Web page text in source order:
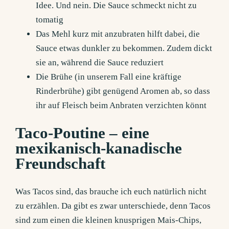
Idee. Und nein. Die Sauce schmeckt nicht zu
tomatig
Das Mehl kurz mit anzubraten hilft dabei, die
Sauce etwas dunkler zu bekommen. Zudem dickt
sie an, während die Sauce reduziert
Die Brühe (in unserem Fall eine kräftige
Rinderbrühe) gibt genügend Aromen ab, so dass
ihr auf Fleisch beim Anbraten verzichten könnt
Taco-Poutine – eine
mexikanisch-kanadische
Freundschaft
Was Tacos sind, das brauche ich euch natürlich nicht
zu erzählen. Da gibt es zwar unterschiede, denn Tacos
sind zum einen die kleinen knusprigen Mais-Chips,